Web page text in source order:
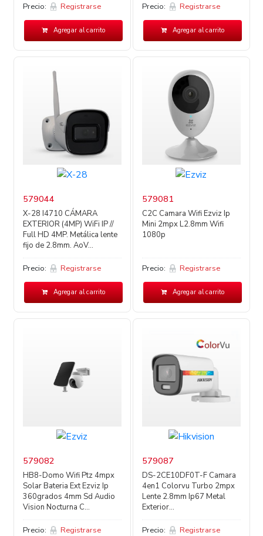
Precio: Registrarse
Agregar al carrito
Precio: Registrarse
Agregar al carrito
579044
X-28 I4710 CÁMARA
EXTERIOR (4MP) WiFi IP //
Full HD 4MP. Metálica lente
fijo de 2.8mm. AoV...
Precio: Registrarse
Agregar al carrito
579081
C2C Camara Wifi Ezviz Ip
Mini 2mpx L2.8mm Wifi
1080p
Precio: Registrarse
Agregar al carrito
579082
HB8-Domo Wifi Ptz 4mpx
Solar Bateria Ext Ezviz Ip
360grados 4mm Sd Audio
Vision Nocturna C...
Precio: Registrarse
579087
DS-2CE10DF0T-F Camara
4en1 Colorvu Turbo 2mpx
Lente 2.8mm Ip67 Metal
Exterior...
Precio: Registrarse